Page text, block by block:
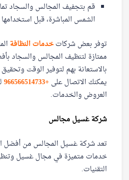
قم بتجفيف المجالس والسجاد
الشمس المباشرة، قبل
توفر بعض شركاتخدمات النظافة
ممتازة لتنظيف المجالس والسجاد
بالاستعانة بهم لتوفير الوقت
يمكنك الاتصال على+966566514733‎‏
العروض والخدمات.
شركة غسيل مجالس
تعد شركة غسيل المجالس من أفضل
خدمات متميزة في مجال غسيل
التقنيات.